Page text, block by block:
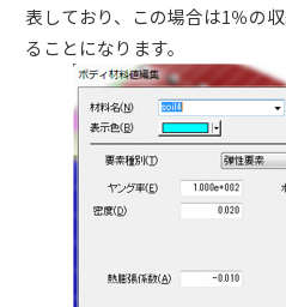
表しており、この場合は1％の
ることになります。